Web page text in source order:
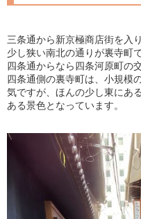
三条通から新京極商店街を入
少し狭い南北の通りが裏寺町で
四条通からなら四条河原町の
四条通側の裏寺町は、小規模
気ですが、ほんの少し東にあ
ある景色となっています。